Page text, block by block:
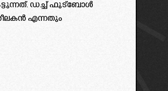
ഡച്ച് ഫുട്ബോൾ
എന്നതും